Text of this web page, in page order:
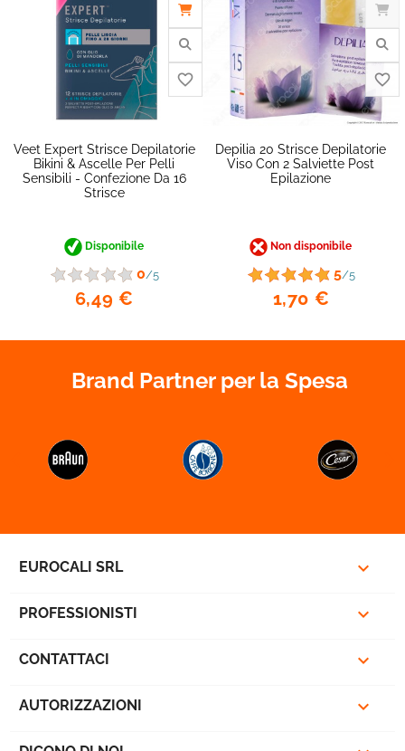
Veet Expert Strisce Depilatorie
Bikini & Ascelle Per Pelli
Sensibili - Confezione Da 16
Strisce
Disponibile
0/5
6,49 €
favorite_border
Depilia 20 Strisce Depilatorie
Viso Con 2 Salviette Post
Epilazione
Non disponibile
5/5
1,70 €
Brand Partner per la Spesa
EUROCALI SRL 
PROFESSIONISTI 
CONTATTACI 
AUTORIZZAZIONI 